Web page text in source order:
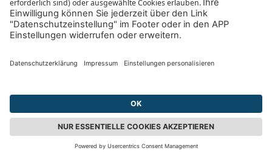
importiert werden, sind diese auch recht teuer.
Außerdem müsst ihr für bestimmte Aktivitäten und
Sehenswürdigkeiten, wie Wanderwege und Strände,
Was die Verpflegung angeht, gilt in beiden Ländern:
Kocht ihr selbst, kommt ihr günstiger davon, als
wenn ihr Essen geht, dafür entdeckt ihr so natürlich